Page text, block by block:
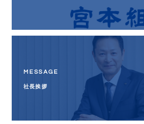
MESSAGE
社長挨拶